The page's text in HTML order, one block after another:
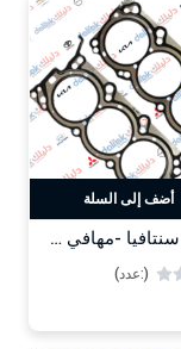
أضف إلى السلة
كازكيت سنتافيا -مهافي ازيره محرك 3.8 كوبي RH OEM 22311-3C240
(:عدد)